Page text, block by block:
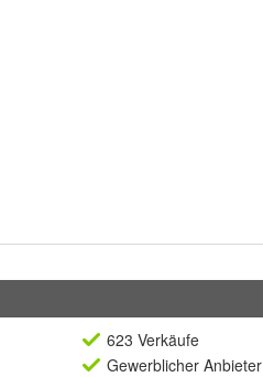
623 Verkäufe
Gewerblicher Anbieter